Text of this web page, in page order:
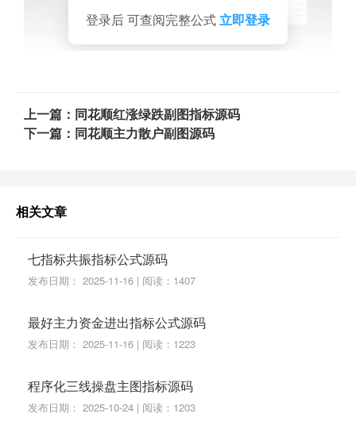
登录后 可查阅完整公式立即登录
上一篇：同花顺红涨绿跌副图指标源码
下一篇：同花顺主力散户副图源码
相关文章
七指标共振指标公式源码
发布日期： 2025-11-16 | 阅读：1407
最好主力资金进出指标公式源码
发布日期： 2025-11-16 | 阅读：1223
程序化三线操盘主图指标源码
发布日期： 2025-10-24 | 阅读：1203